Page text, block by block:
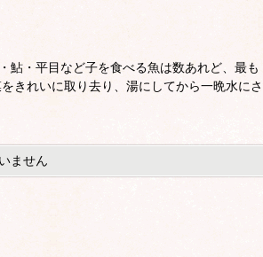
鮎・平目など子を食べる魚は数あれど、最も
きれいに取り去り、湯にしてから一晩水にさ
ません